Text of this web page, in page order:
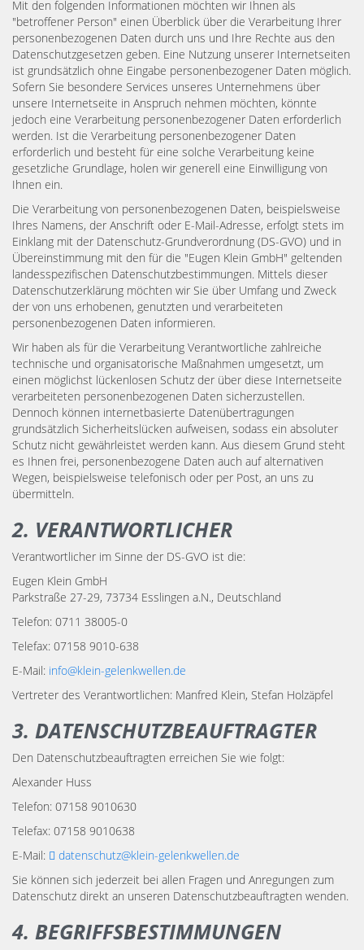
Mit den folgenden Informationen möchten wir Ihnen als
"betroffener Person" einen Überblick über die Verarbeitung Ihrer
personenbezogenen Daten durch uns und Ihre Rechte aus den
Datenschutzgesetzen geben. Eine Nutzung unserer Internetseiten
ist grundsätzlich ohne Eingabe personenbezogener Daten möglich.
Sofern Sie besondere Services unseres Unternehmens über
unsere Internetseite in Anspruch nehmen möchten, könnte
jedoch eine Verarbeitung personenbezogener Daten erforderlich
werden. Ist die Verarbeitung personenbezogener Daten
erforderlich und besteht für eine solche Verarbeitung keine
gesetzliche Grundlage, holen wir generell eine Einwilligung von
Ihnen ein.
Die Verarbeitung von personenbezogenen Daten, beispielsweise
Ihres Namens, der Anschrift oder E-Mail-Adresse, erfolgt stets im
Einklang mit der Datenschutz-Grundverordnung (DS-GVO) und in
Übereinstimmung mit den für die "Eugen Klein GmbH" geltenden
landesspezifischen Datenschutzbestimmungen. Mittels dieser
Datenschutzerklärung möchten wir Sie über Umfang und Zweck
der von uns erhobenen, genutzten und verarbeiteten
personenbezogenen Daten informieren.
Wir haben als für die Verarbeitung Verantwortliche zahlreiche
technische und organisatorische Maßnahmen umgesetzt, um
einen möglichst lückenlosen Schutz der über diese Internetseite
verarbeiteten personenbezogenen Daten sicherzustellen.
Dennoch können internetbasierte Datenübertragungen
grundsätzlich Sicherheitslücken aufweisen, sodass ein absoluter
Schutz nicht gewährleistet werden kann. Aus diesem Grund steht
es Ihnen frei, personenbezogene Daten auch auf alternativen
Wegen, beispielsweise telefonisch oder per Post, an uns zu
übermitteln.
2. VERANTWORTLICHER
Verantwortlicher im Sinne der DS-GVO ist die:
Eugen Klein GmbH
Parkstraße 27-29, 73734 Esslingen a.N., Deutschland
Telefon: 0711 38005-0
Telefax: 07158 9010-638
E-Mail: info@klein-gelenkwellen.de
Vertreter des Verantwortlichen: Manfred Klein, Stefan Holzäpfel
3. DATENSCHUTZBEAUFTRAGTER
Den Datenschutzbeauftragten erreichen Sie wie folgt:
Alexander Huss
Telefon: 07158 9010630
Telefax: 07158 9010638
E-Mail:
datenschutz@klein-gelenkwellen.de
Sie können sich jederzeit bei allen Fragen und Anregungen zum
Datenschutz direkt an unseren Datenschutzbeauftragten wenden.
4. BEGRIFFSBESTIMMUNGEN